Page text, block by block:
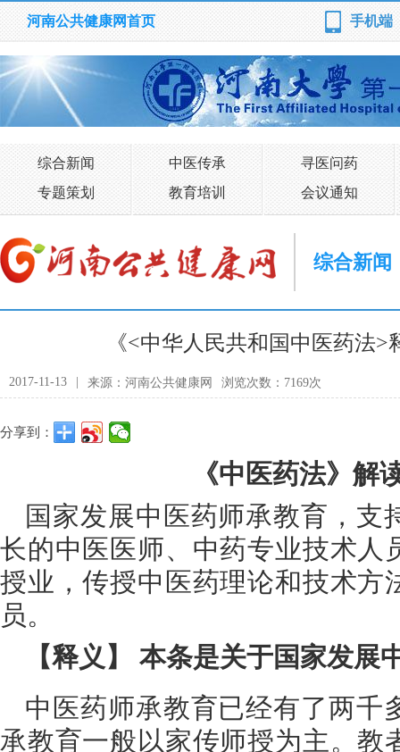
河南公共健康网首页 手机端
综合新闻 中医传承
寻医问药
专题策划
教育培训 会议通知
综合新闻
《<中华人民共和国中医药法
2017-11-13 来源：河南公共健康网 浏览次数：7169次
分享到：
《中医药法》解
国家发展中医药师承教育，支
长的中医医师、中药专业技术人
授业，传授中医药理论和技术方
员。
【释义】 本条是关于国家发展
中医药师承教育已经有了两千
承教育一般以家传师授为主。教